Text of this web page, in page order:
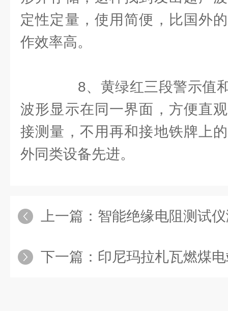
定性定量，使用简便，比国外
作效率高。
8、黄绿红三段警示值和
波形显示在同一界面，方便直
接测量，不用再和接地铁牌上
外同类设备先进。
上一篇： 智能绝缘电阻测试仪测
下一篇： 印尼玛拉札瓦燃煤电站